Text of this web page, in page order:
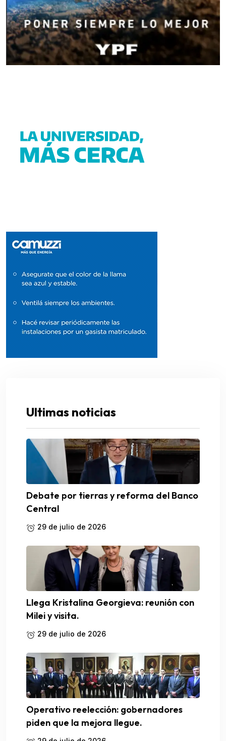
Ultimas noticias
Debate por tierras y reforma del Banco
Central
29 de julio de 2026
Llega Kristalina Georgieva: reunión con
Milei y visita.
29 de julio de 2026
Operativo reelección: gobernadores
piden que la mejora llegue.